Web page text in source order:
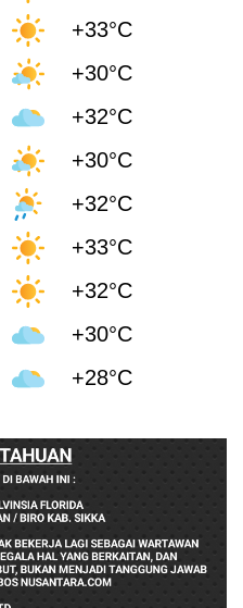
+33°C
+30°C
+32°C
+30°C
+32°C
+33°C
+32°C
+30°C
+28°C